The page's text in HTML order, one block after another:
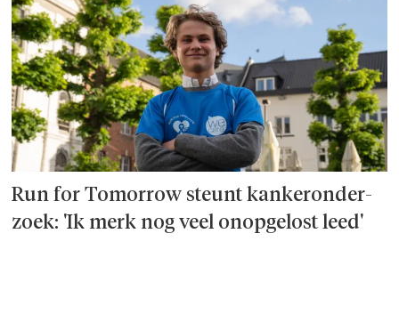
Run for Tomorrow steunt kanker­onder­
zoek: 'Ik merk nog veel onopgelost leed'